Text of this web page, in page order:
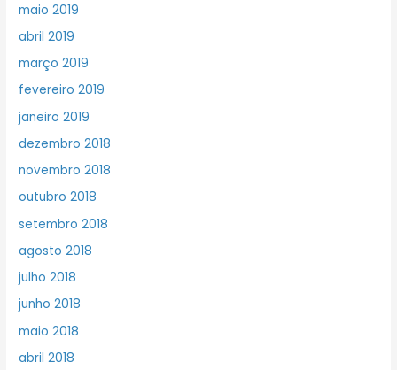
maio 2019
abril 2019
março 2019
fevereiro 2019
janeiro 2019
dezembro 2018
novembro 2018
outubro 2018
setembro 2018
agosto 2018
julho 2018
junho 2018
maio 2018
abril 2018